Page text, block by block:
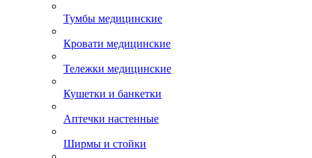
Тумбы медицинские
Кровати медицинские
Тележки медицинские
Кушетки и банкетки
Аптечки настенные
Ширмы и стойки